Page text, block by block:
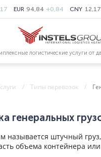
логистические услуги от
EUR 94,84 +0,84 CNY 12,17
Типы перевозок
генеральных
называется штучный
объема контейнера или